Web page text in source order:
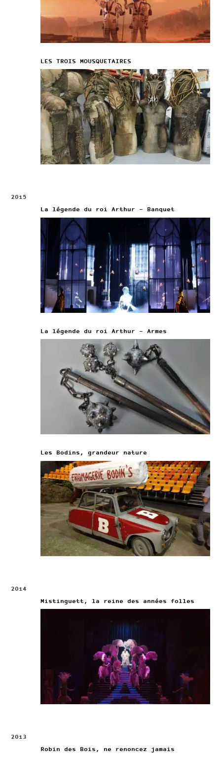
LES TROIS MOUSQUETAIRES
2015
La légende du roi Arthur – Banquet
La légende du roi Arthur – Armes
Les Bodins, grandeur nature
2014
Mistinguett, la reine des années folles
2013
Robin des Bois, ne renoncez jamais